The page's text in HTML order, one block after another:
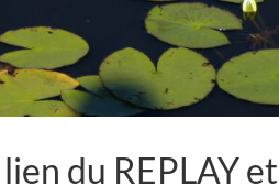
du REPLAY et